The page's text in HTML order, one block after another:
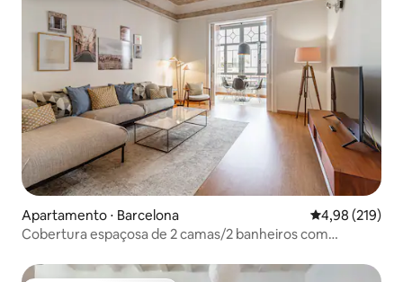
Apartamento ⋅ Barcelona 4,98 de uma
4,98 (219)
Cobertura espaçosa de 2 camas/2 banheiros com